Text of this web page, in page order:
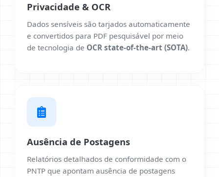
Privacidade & OCR
Dados sensíveis são tarjados automaticamente
e convertidos para PDF pesquisável por meio
de tecnologia de OCR state-of-the-art (SOTA).
Ausência de Postagens
Relatórios detalhados de conformidade com o
PNTP que apontam ausência de postagens